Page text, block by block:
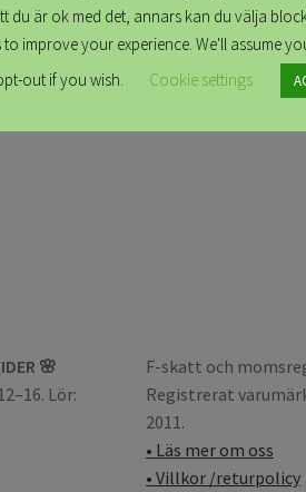
kr1,799.00
🌸
Lör:
F-skatt och
Registrerat
2011.
• Läs mer om oss
• Villkor /returpolicy
du är ok med det, annars kan du välja
improve your experience. We'll assume
out if you wish.
Cookie settings